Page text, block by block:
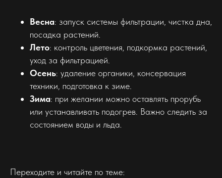
Весна: запуск системы фильтрации, чистка дна,
посадка растений.
Лето: контроль цветения, подкормка растений,
уход за фильтрацией.
Осень: удаление органики, консервация
техники, подготовка к зиме.
Зима: при желании можно оставлять прорубь
или устанавливать подогрев. Важно следить за
состоянием воды и льда.
Переходите и читайте по теме: